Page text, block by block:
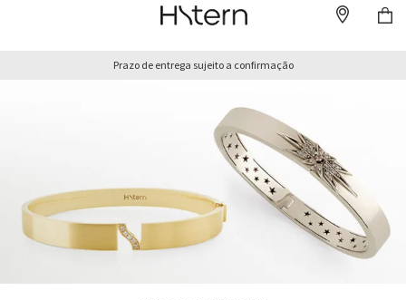
Prazo de entrega sujeito a confirmação